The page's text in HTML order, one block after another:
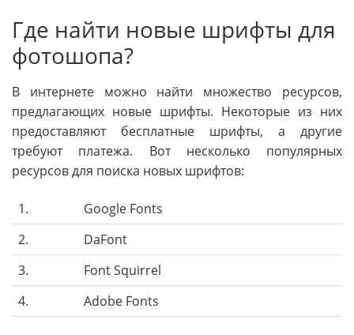
Где найти новые шрифты для
фотошопа?
В интернете можно найти множество ресурсов,
предлагающих новые шрифты. Некоторые из них
предоставляют бесплатные шрифты, а другие
требуют платежа. Вот несколько популярных
ресурсов для поиска новых шрифтов:
1.
Google Fonts
2.
DaFont
3.
Font Squirrel
4.
Adobe Fonts